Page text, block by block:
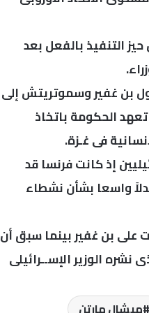
التنفيذ بالفعل بعد
بن غفير وسموتريتش إلى
الحكومة باتخاذ
فى غـزة.
إذ كانت فرنسا قد
واسعا بشأن نشطاء
على بن غفير بينما سبق أن
الوزير الإســرائيلى
ميشال مارتن